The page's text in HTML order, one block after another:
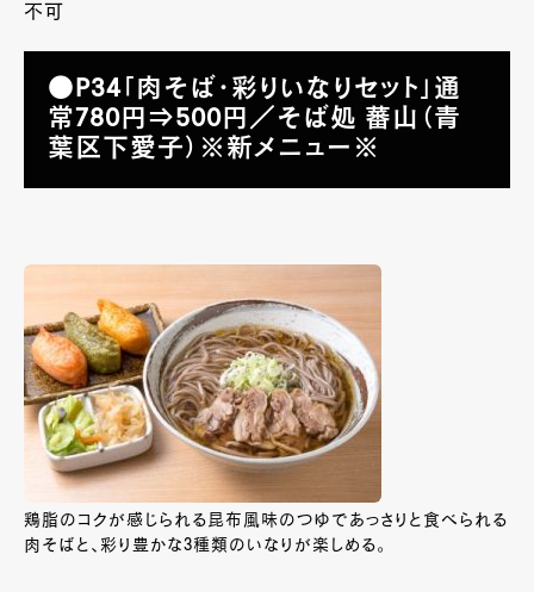
不可
●P34「肉そば・彩りいなりセット」通
常780円⇒500円／そば処 蕃山（青
葉区下愛子）※新メニュー※
鶏脂のコクが感じられる昆布風味のつゆであっさりと食べられる
肉そばと、彩り豊かな3種類のいなりが楽しめる。